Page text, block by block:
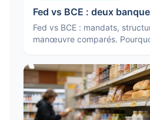
Fed vs BCE : deux
Fed vs BCE : mandats,
manœuvre comparés.
la même façon.